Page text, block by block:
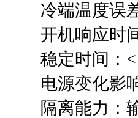
冷端温度误
开机响应时
稳定时间：
电源变化影
隔离能力：